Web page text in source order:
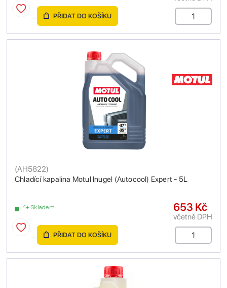
PŘIDAT DO KOŠÍKU
Chladící kapalina Motul Inugel (Autocool) Expert - 5L
(AH5822)
4+ Skladem 653 Kč
včetně DPH
PŘIDAT DO KOŠÍKU